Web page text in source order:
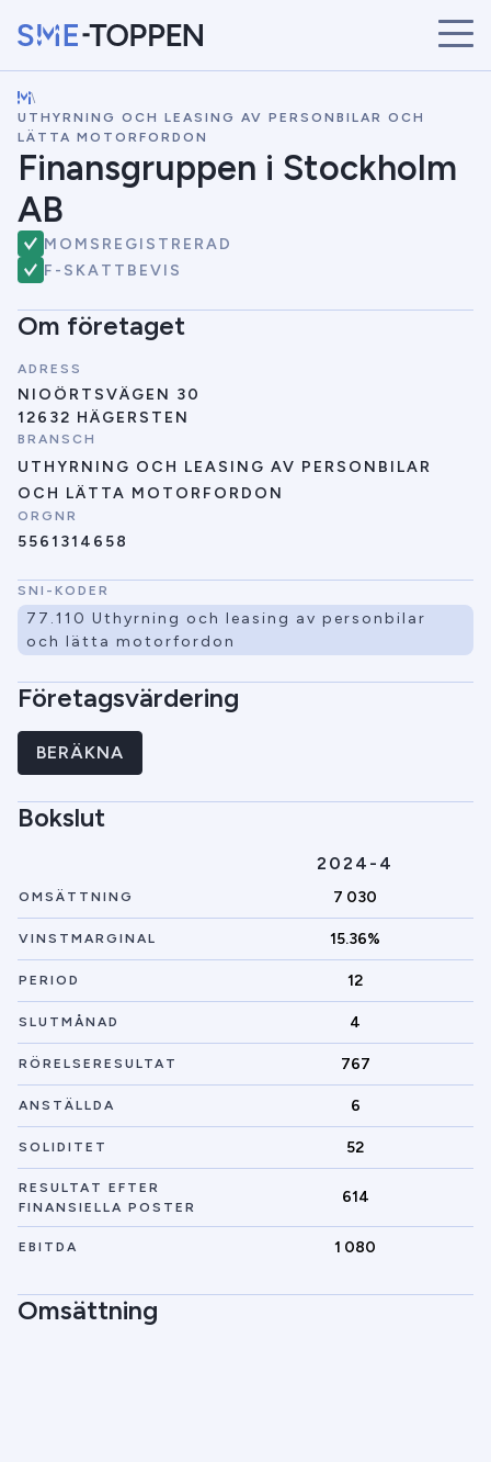
START
ÅRETS VINNARE
BRANSCHER
SÖK
NYHETER
\
UTHYRNING OCH LEASING AV PERSONBILAR OCH
LÄTTA MOTORFORDON
Finansgruppen i Stockholm
AB
MOMSREGISTRERAD
F-SKATTBEVIS
Om företaget
ADRESS
NIOÖRTSVÄGEN 30
12632 HÄGERSTEN
BRANSCH
UTHYRNING OCH LEASING AV PERSONBILAR
OCH LÄTTA MOTORFORDON
ORGNR
5561314658
SNI-KODER
77.110 Uthyrning och leasing av personbilar
och lätta motorfordon
Företagsvärdering
BERÄKNA
Bokslut
2024-4
OMSÄTTNING 7 030
VINSTMARGINAL 15.36%
PERIOD 12
SLUTMÅNAD 4
RÖRELSERESULTAT 767
ANSTÄLLDA 6
SOLIDITET 52
RESULTAT EFTER
FINANSIELLA POSTER
614
EBITDA 1 080
Omsättning